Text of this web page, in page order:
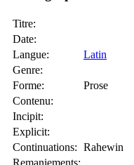
Titre:
Date:
Langue:
Latin
Genre:
Forme:
Prose
Contenu:
Incipit:
Explicit:
Continuations: Rahewin
Remaniements: